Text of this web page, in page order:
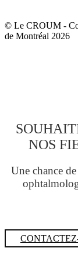
© Le CROUM -
de Montréal 2026
NOS
Une chance